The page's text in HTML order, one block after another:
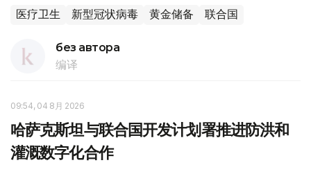
医疗卫生 新型冠状病毒 黄金储备 联合国
без автора
编译
09:54, 04 8月 2026
哈萨克斯坦与联合国开发计划署推进防洪和
灌溉数字化合作